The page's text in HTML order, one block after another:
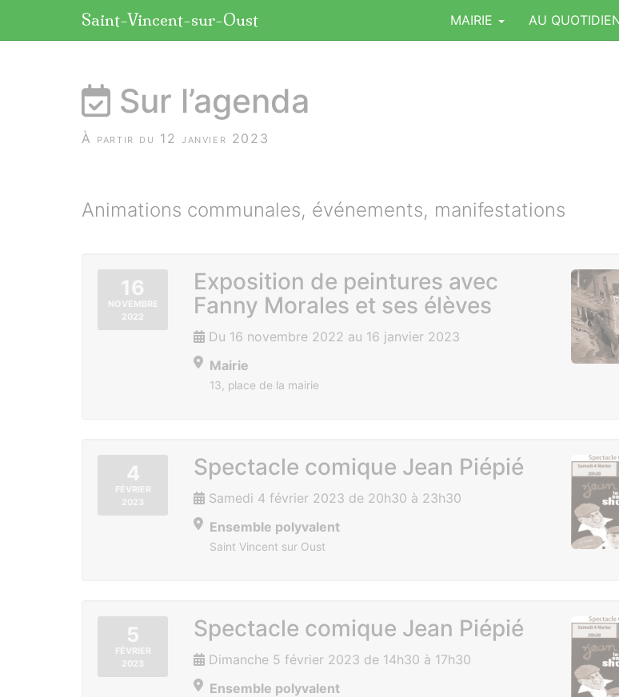
Saint-Vincent-sur-Oust MAIRIE AU
Sur l’agenda
À partir du 12 janvier 2023
Animations communales, événements, manifestations
16
NOVEMBRE
2022
Exposition de peintures avec
Fanny Morales et ses élèves
Du 16 novembre 2022 au 16 janvier 2023
Mairie
13, place de la mairie
4
FÉVRIER
2023
Spectacle comique Jean Piépié
Samedi 4 février 2023 de 20h30 à 23h30
Ensemble polyvalent
Saint Vincent sur Oust
5
FÉVRIER
2023
Spectacle comique Jean Piépié
Dimanche 5 février 2023 de 14h30 à 17h30
Ensemble polyvalent
Panneau de gestion des cookies